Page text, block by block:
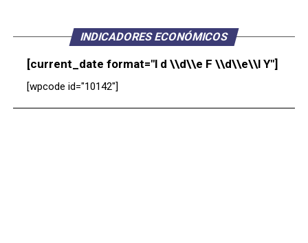
INDICADORES ECONÓMICOS
[current_date format="l d \\d\\e F \\d\\e\\l Y"]
[wpcode id="10142"]